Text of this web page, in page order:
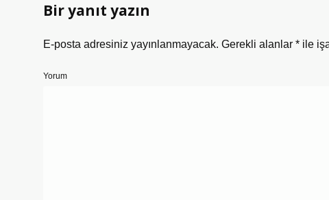
Bir yanıt yazın
E-posta adresiniz yayınlanmayacak. Gerekli alanlar * ile
Yorum